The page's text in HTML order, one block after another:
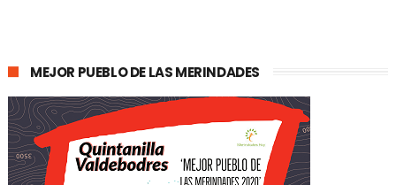
MEJOR PUEBLO DE LAS MERINDADES